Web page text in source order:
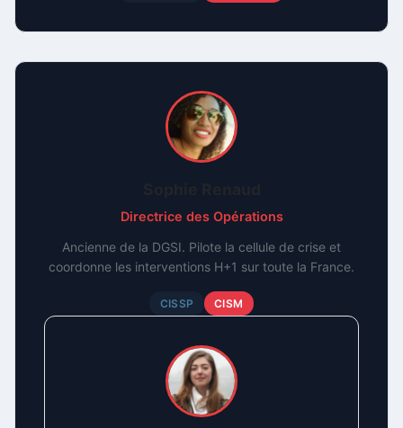
Directrice des Opérations
Ancienne de la DGSI. Pilote la cellule de crise et
coordonne les interventions H+1 sur toute la France.
CISSP CISM